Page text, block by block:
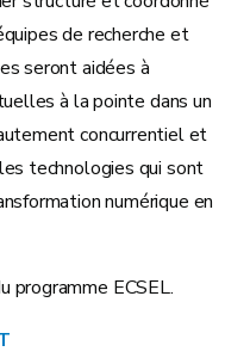
de recherche et
seront aidées à
à la pointe dans un
concurrentiel et
technologies qui sont
numérique en
programme ECSEL.